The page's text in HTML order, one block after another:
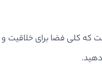
کلی فضا برای خلاقیت و